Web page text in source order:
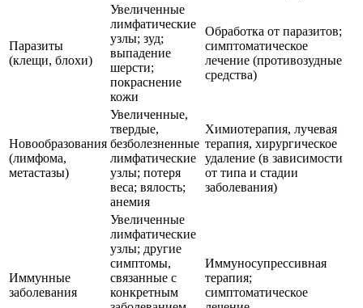
Паразиты
(клещи, блохи)
Увеличенные
лимфатические
узлы; зуд;
выпадение
шерсти;
покраснение
кожи
Обработка от паразитов;
симптоматическое
лечение (противозудные
средства)
Новообразования
(лимфома,
метастазы)
Увеличенные,
твердые,
безболезненные
лимфатические
узлы; потеря
веса; вялость;
анемия
Химиотерапия, лучевая
терапия, хирургическое
удаление (в зависимости
от типа и стадии
заболевания)
Иммунные
заболевания
Увеличенные
лимфатические
узлы; другие
симптомы,
связанные с
конкретным
Иммуносупрессивная
терапия;
симптоматическое